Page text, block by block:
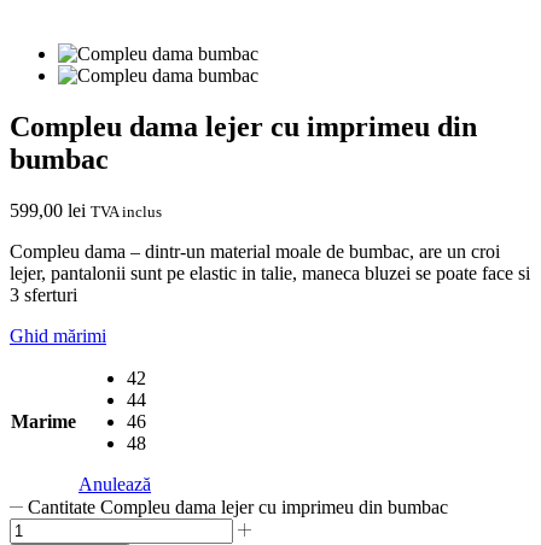
Compleu dama lejer cu imprimeu din
bumbac
599,00 lei TVA inclus
Compleu dama – dintr-un material moale de bumbac, are un croi
lejer, pantalonii sunt pe elastic in talie, maneca bluzei se poate face si
3 sferturi
Ghid mărimi
Marime
42
44
46
48
Anulează
Cantitate Compleu dama lejer cu imprimeu din bumbac